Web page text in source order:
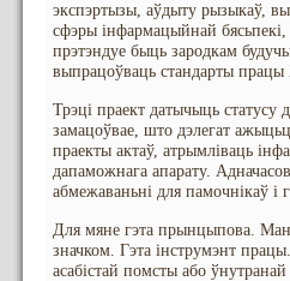
экспэртызы, аўдыту рызыкаў,
сфэры інфармацыйнай
прэтэндуе быць зародкам
выпрацоўваць стандарты працы
Трэці праект датычыць статусу
замацоўвае, што дэлегат
праекты актаў, атрымліваць
дапаможнага апарату.
абмежаваньні для памочнікаў і
Для мяне гэта прынцыпова.
значком. Гэта інструмэнт
асабістай помсты або